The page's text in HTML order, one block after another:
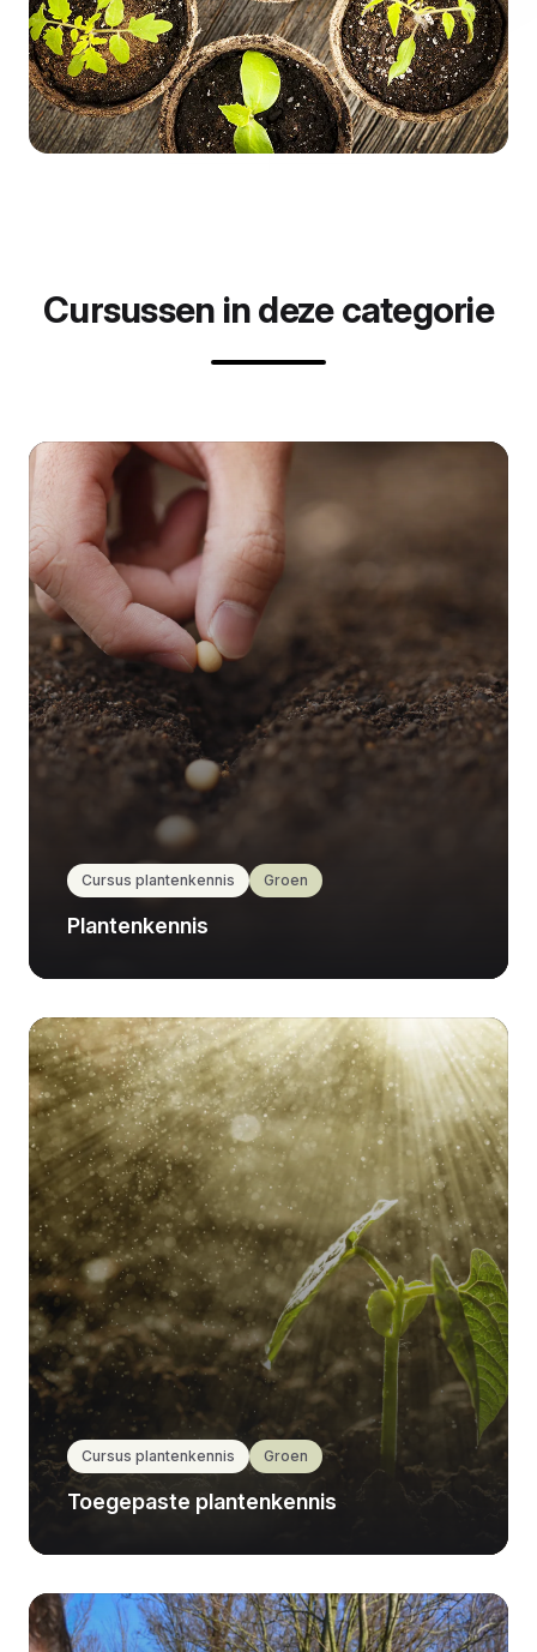
Cursussen in deze categorie
Cursus plantenkennis Groen
Plantenkennis
Cursus plantenkennis Groen
Toegepaste plantenkennis